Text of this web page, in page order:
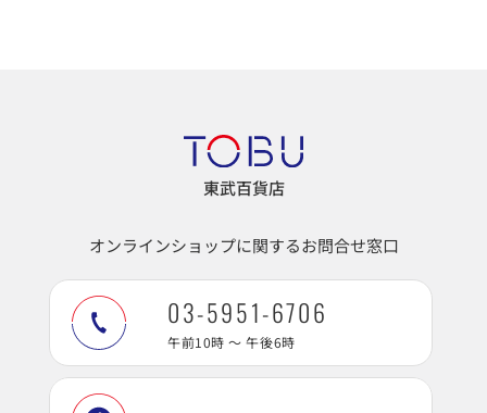
東武百貨店
オンラインショップに関するお問合せ窓口
03-5951-6706
午前10時 ～ 午後6時